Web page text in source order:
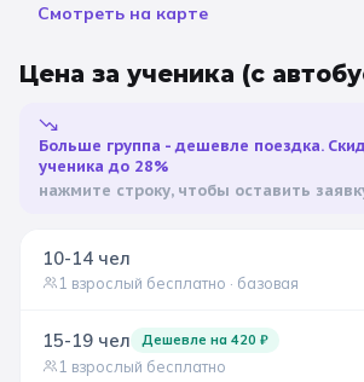
📍 ПО ГОРОДАМ
Москва
Подмосковье
Золотое кольцо
Смотреть на карте
Цена за ученика (с
Больше группа - дешевле поездка.
ученика до 28%
нажмите строку, чтобы оставить
10-14 чел
1 взрослый бесплатно · базовая
15-19 чел Дешевле на 420 ₽
1 взрослый бесплатно